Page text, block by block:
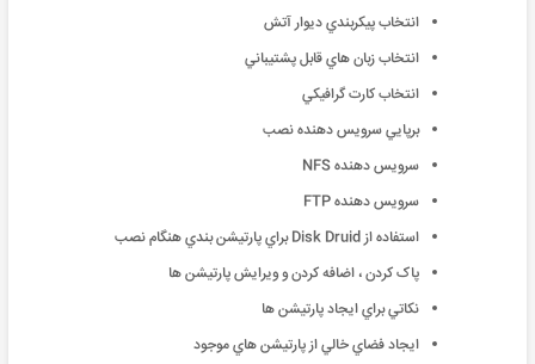
انتخاب پيکربندي ديوار آتش
انتخاب زبان هاي قابل پشتيباني
انتخاب کارت گرافيکي
برپايي سرويس دهنده نصب
سرويس دهنده NFS
سرويس دهنده FTP
استفاده از Disk Druid براي پارتيشن بندي هنگام نصب
پاک کردن ، اضافه کردن و ويرايش پارتيشن ها
نکاتي براي ايجاد پارتيشن ها
ايجاد فضاي خالي از پارتيشن هاي موجود